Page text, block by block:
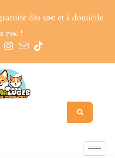
dès 59€ et à domicile
79€ !